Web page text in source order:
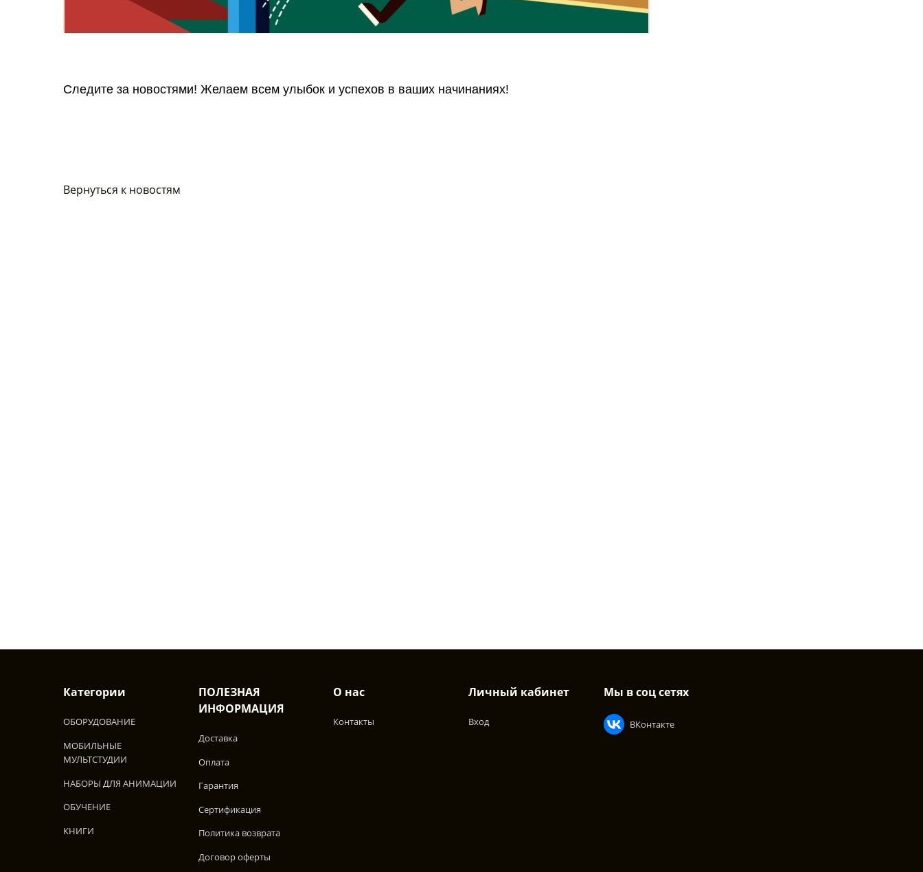
Следите за новостями! Желаем всем улыбок и успехов в ваших начинаниях!
Вернуться к новостям
Категории
ОБОРУДОВАНИЕ
МОБИЛЬНЫЕ
МУЛЬТСТУДИИ
НАБОРЫ ДЛЯ АНИМАЦИИ
ОБУЧЕНИЕ
КНИГИ
ПОЛЕЗНАЯ
ИНФОРМАЦИЯ
Доставка
Оплата
Гарантия
Сертификация
Политика возврата
Договор оферты
О нас
Контакты
Личный кабинет
Вход
Мы в соц сетях
ВКонтакте